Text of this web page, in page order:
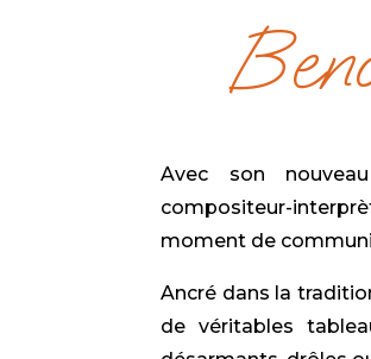
Avec son nouveau
compositeur-
moment de
Ancré dans la
de véritables